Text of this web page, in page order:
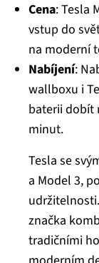
Cena: Tesla
vstup do
na moderní
Nabíjení:
wallboxu i
baterii dobít
minut.
Tesla se
a Model 3,
značka
tradičními